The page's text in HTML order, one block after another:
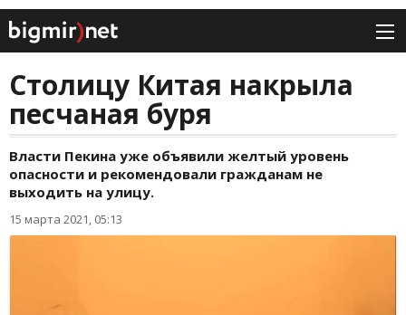
Столицу Китая накрыла
песчаная буря
Власти Пекина уже объявили желтый уровень
опасности и рекомендовали гражданам не
выходить на улицу.
15 марта 2021, 05:13